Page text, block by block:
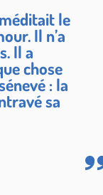
le
Il n’a
Il a
chose
: la
sa